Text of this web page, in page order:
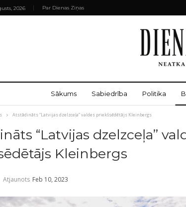
2026 Par Dienas Ziņas
Sākums Sabiedrība Politika
Atstādināts “Latvijas dzelzceļa” valdes priekšsēdētājs Kleinbergs
“Latvijas dzelzceļa”
Kleinbergs
Atjaunots Feb 10, 2023